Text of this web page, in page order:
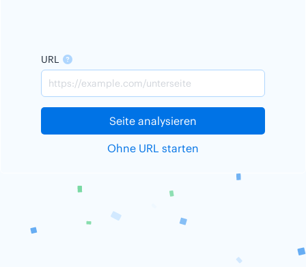
URL
Seite analysieren
Ohne URL starten